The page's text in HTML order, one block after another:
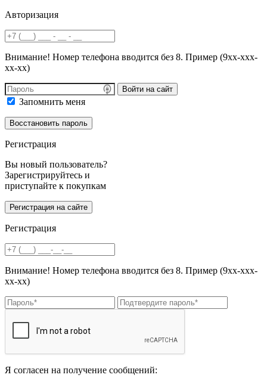
Авторизация
Внимание! Номер телефона вводится без 8. Пример (9хх-ххх-
хх-хх)
Войти на сайт
Запомнить меня
Регистрация
Вы новый пользователь?
Зарегистрируйтесь и
приступайте к покупкам
Регистрация
Внимание! Номер телефона вводится без 8. Пример (9хх-ххх-
хх-хх)
Я согласен на получение сообщений: